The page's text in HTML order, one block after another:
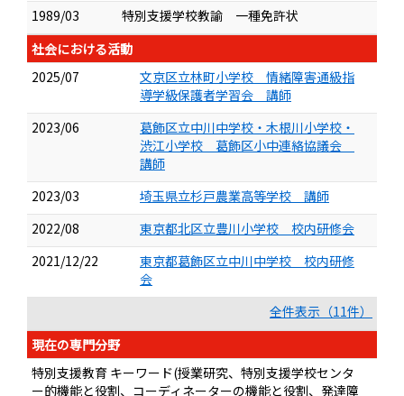
1989/03
特別支援学校教諭 一種免許状
社会における活動
2025/07
文京区立林町小学校 情緒障害通級指
導学級保護者学習会 講師
2023/06
葛飾区立中川中学校・木根川小学校・
渋江小学校 葛飾区小中連絡協議会
講師
2023/03
埼玉県立杉戸農業高等学校 講師
2022/08
東京都北区立豊川小学校 校内研修会
2021/12/22
東京都葛飾区立中川中学校 校内研修
会
全件表示（11件）
現在の専門分野
特別支援教育 キーワード(授業研究、特別支援学校センタ
ー的機能と役割、コーディネーターの機能と役割、発達障